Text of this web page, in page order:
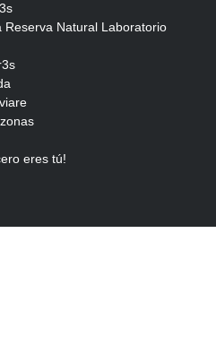
Reserva Natural Laboratorio
eres tú!